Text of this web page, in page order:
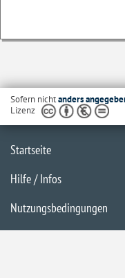
Sofern nichtanders
Lizenz
Startseite
Hilfe / Infos
Nutzungsbedingungen